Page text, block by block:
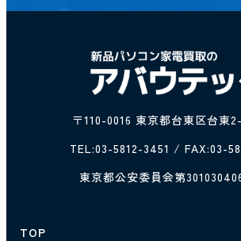
〒110-0016 東京都台東区台東
TEL:03-5812-3451 / FAX:03-
東京都公安委員会第
TOP